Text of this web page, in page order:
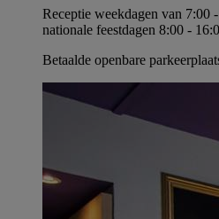
Receptie weekdagen van 7:00
nationale feestdagen 8:00 -
Betaalde openbare